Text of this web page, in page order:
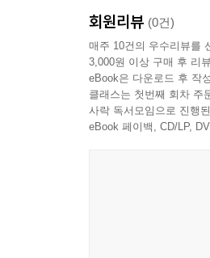
회원리뷰 (0건)
매주 10건의 우수리뷰를
3,000원 이상 구매 후 리
eBook은 다운로드 후 작
클래스는 첫번째 회차 주
사락 독서모임으로 진행
eBook 페이백, CD/LP,